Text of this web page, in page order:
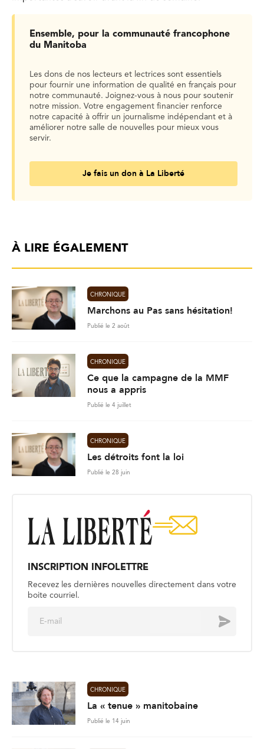
Ensemble, pour la communauté francophone
du Manitoba
Les dons de nos lecteurs et lectrices sont essentiels
pour fournir une information de qualité en français pour
notre communauté. Joignez-vous à nous pour soutenir
notre mission. Votre engagement financier renforce
notre capacité à offrir un journalisme indépendant et à
améliorer notre salle de nouvelles pour mieux vous
servir.
Je fais un don à La Liberté
À LIRE ÉGALEMENT
CHRONIQUE
Marchons au Pas sans hésitation!
Publié le 2 août
CHRONIQUE
Ce que la campagne de la MMF
nous a appris
Publié le 4 juillet
CHRONIQUE
Les détroits font la loi
Publié le 28 juin
INSCRIPTION INFOLETTRE
Recevez les dernières nouvelles directement dans votre
boite courriel.
Envoyer
CHRONIQUE
La « tenue » manitobaine
Publié le 14 juin